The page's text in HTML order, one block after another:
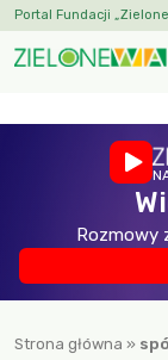
Portal Fundacji
Rozmowy
Strona główna »